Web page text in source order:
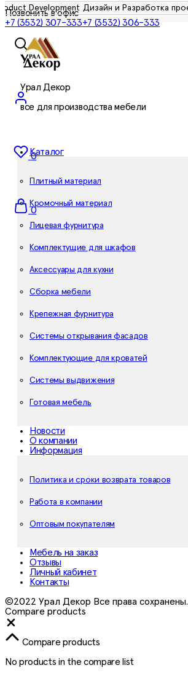
Позвонить в офис
+7 (3532) 307-333+7 (3532) 306-333
0
0
Урал Декор
все для производства мебели
Каталог
Плитный материал
Кромочный материал
Лицевая фурнитура
Комплектущие для шкафов
Аксессуары для кухни
Сборка мебели
Крепежная фурнитура
Системы открывания фасадов
Комплектующие для кроватей
Системы выдвижения
Готовая мебель
Новости
О компании
Информация
Политика и сроки возврата товаров
Работа в компании
Оптовым покупателям
Мебель на заказ
Отзывы
Личный кабинет
Контакты
©2022 Урал Декор Все права сохранены.
Compare products
Compare products
No products in the compare list